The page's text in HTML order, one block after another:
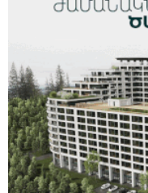
помощью солнечной
Ucom и
помощью солнечной
22:41:05 3-
Idram и
Seaside